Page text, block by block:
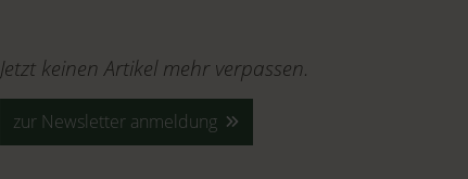
Jetzt keinen Artikel mehr verpassen.
zur Newsletter anmeldung